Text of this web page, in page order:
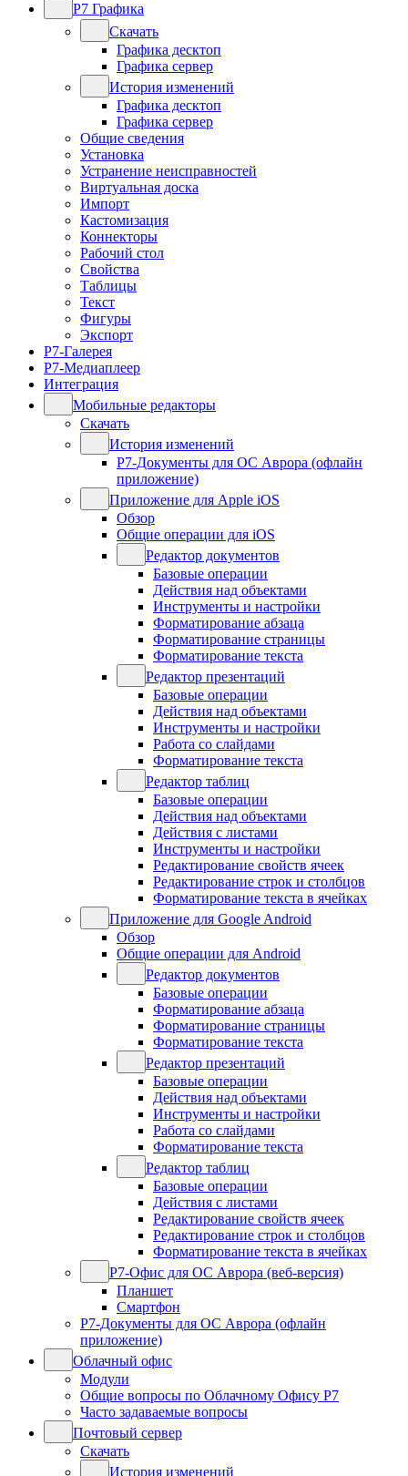
Р7 Графика
Скачать
Графика десктоп
Графика сервер
История изменений
Графика десктоп
Графика сервер
Общие сведения
Установка
Устранение неисправностей
Виртуальная доска
Импорт
Кастомизация
Коннекторы
Рабочий стол
Свойства
Таблицы
Текст
Фигуры
Экспорт
Р7-Галерея
Р7-Медиаплеер
Интеграция
Мобильные редакторы
Скачать
История изменений
Р7-Документы для ОС Аврора (офлайн
приложение)
Приложение для Apple iOS
Обзор
Общие операции для iOS
Редактор документов
Базовые операции
Действия над объектами
Инструменты и настройки
Форматирование абзаца
Форматирование страницы
Форматирование текста
Редактор презентаций
Базовые операции
Действия над объектами
Инструменты и настройки
Работа со слайдами
Форматирование текста
Редактор таблиц
Базовые операции
Действия над объектами
Действия с листами
Инструменты и настройки
Редактирование свойств ячеек
Редактирование строк и столбцов
Форматирование текста в ячейках
Приложение для Google Android
Обзор
Общие операции для Android
Редактор документов
Базовые операции
Форматирование абзаца
Форматирование страницы
Форматирование текста
Редактор презентаций
Базовые операции
Действия над объектами
Инструменты и настройки
Работа со слайдами
Форматирование текста
Редактор таблиц
Базовые операции
Действия с листами
Редактирование свойств ячеек
Редактирование строк и столбцов
Форматирование текста в ячейках
Р7-Офис для ОС Аврора (веб-версия)
Планшет
Смартфон
Р7-Документы для ОС Аврора (офлайн
приложение)
Облачный офис
Модули
Общие вопросы по Облачному Офису Р7
Часто задаваемые вопросы
Почтовый сервер
Скачать
История изменений